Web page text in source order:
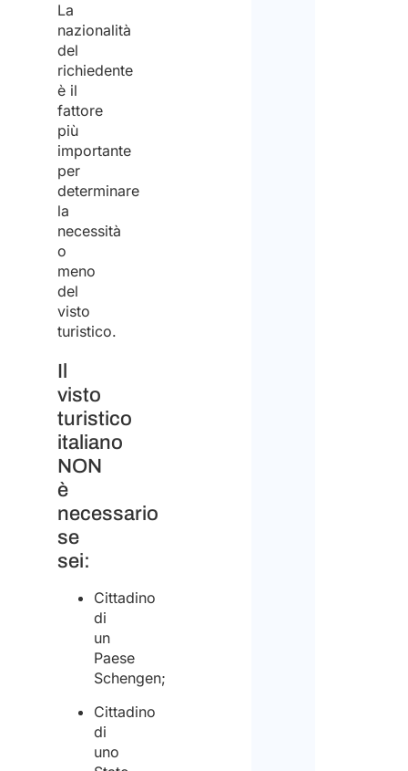
La
nazionalità
del
richiedente
è il
fattore
più
importante
per
determinare
la
necessità
o
meno
del
visto
turistico.
Il
visto
turistico
italiano
NON
è
necessario
se
sei:
Cittadino
di
un
Paese
Schengen;
Cittadino
di
uno